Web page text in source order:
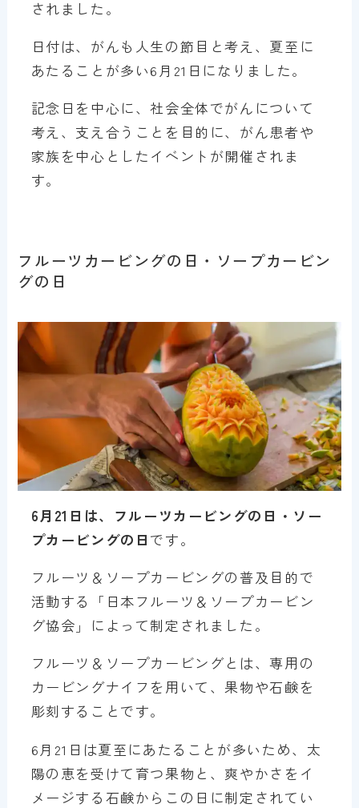
されました。
日付は、がんも人生の節目と考え、夏至に
あたることが多い6月21日になりました。
記念日を中心に、社会全体でがんについて
考え、支え合うことを目的に、がん患者や
家族を中心としたイベントが開催されま
す。
フルーツカービングの日・ソープカービン
グの日
6月21日は、フルーツカービングの日・ソー
プカービングの日 です。
フルーツ＆ソープカービングの普及目的で
活動する「日本フルーツ＆ソープカービン
グ協会」によって制定されました。
フルーツ＆ソープカービングとは、専用の
カービングナイフを用いて、果物や石鹸を
彫刻することです。
6月21日は夏至にあたることが多いため、太
陽の恵を受けて育つ果物と、爽やかさをイ
メージする石鹸からこの日に制定されてい